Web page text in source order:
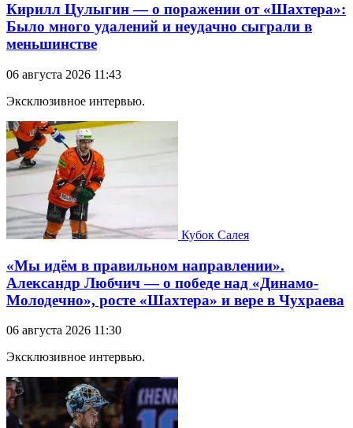
Кирилл Цулыгин — о поражении от «Шахтера»:
Было много удалений и неудачно сыграли в
меньшинстве
06 августа 2026 11:43
Эксклюзивное интервью.
Кубок Салея
«Мы идём в правильном направлении».
Александр Любчич — о победе над «Динамо-
Молодечно», росте «Шахтера» и вере в Чухраева
06 августа 2026 11:30
Эксклюзивное интервью.